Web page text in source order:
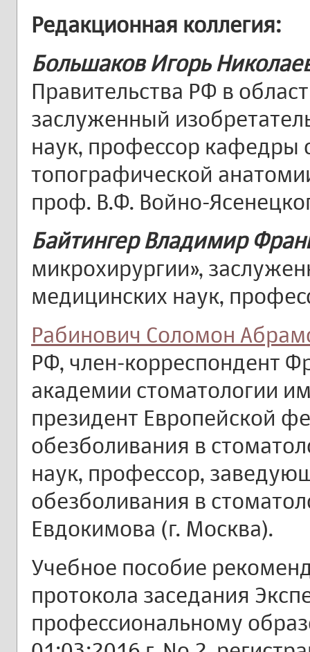
Редакционная коллегия:
Большаков Игорь
Правительства РФ в
заслуженный
наук, профессор кафедры
топографической
проф. В.Ф. Войно-
Байтингер Владимир
микрохирургии»,
медицинских наук,
Рабинович Соломон
РФ, член-корреспондент
академии стоматологии
президент Европейской
обезболивания в
наук, профессор,
обезболивания в
Евдокимова (г. Москва).
Учебное пособие
протокола заседания
профессиональному